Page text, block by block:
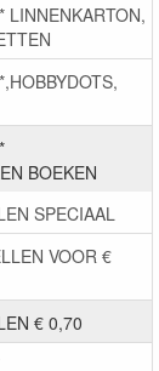
LINNENKARTON,
BOEKEN
SPECIAAL
VOOR €
€ 0,70